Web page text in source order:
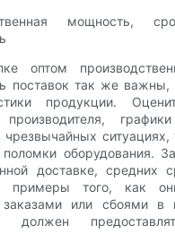
мощность,
оптом
поставок так же важны,
продукции.
производителя,
чрезвычайных
оборудования.
доставке, средних
примеры того, как
или сбоями в
должен